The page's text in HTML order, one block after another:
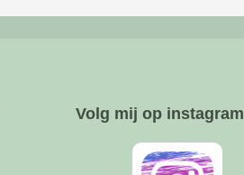
Volg mij op instagram